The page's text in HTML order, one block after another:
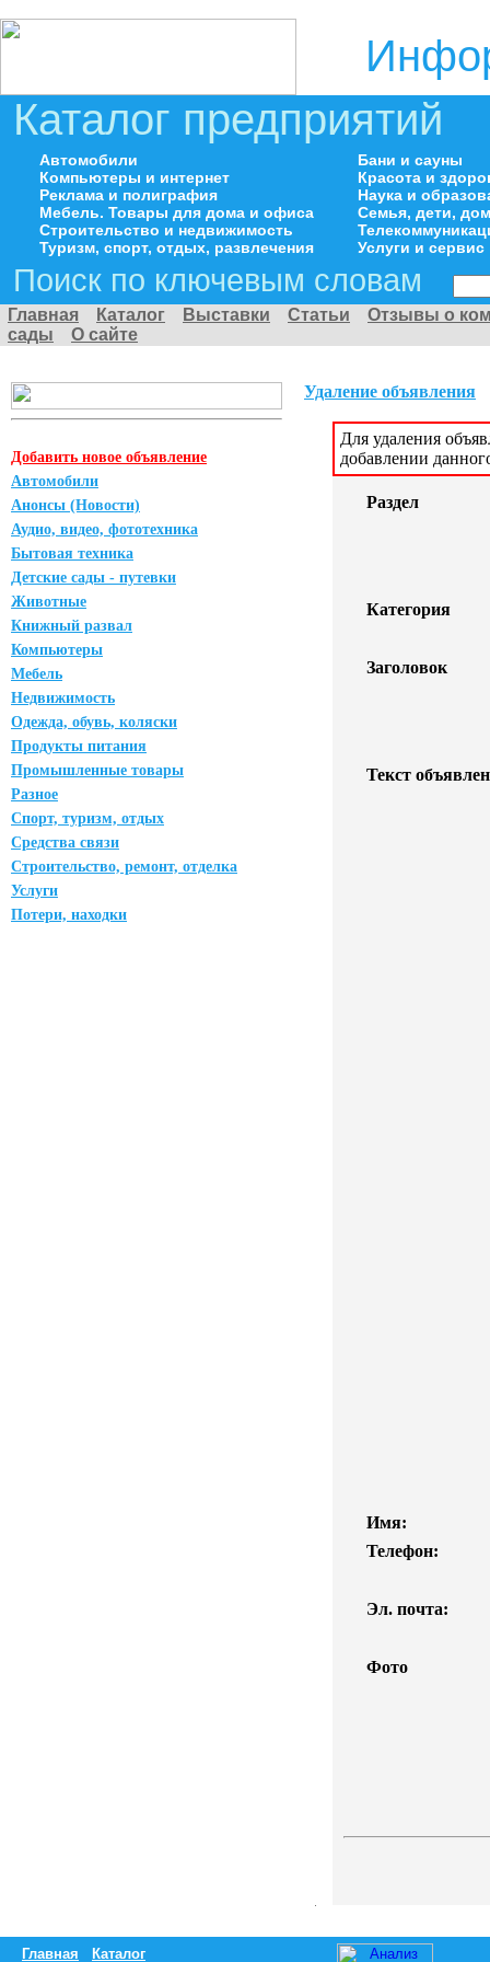
Каталог предприятий
Автомобили
Компьютеры и интернет
Реклама и полиграфия
Мебель. Товары для дома и офиса
Строительство и недвижимость
Туризм, спорт, отдых, развлечения
Бани и сауны
Красота и
Наука и
Семья, дети,
Услуги и сервис
Поиск по ключевым словам
Главная Каталог Выставки Статьи
Отзывы о
сады
О сайте
Добавить новое объявление
Автомобили
Анонсы (Новости)
Аудио, видео, фототехника
Бытовая техника
Детские сады - путевки
Животные
Книжный развал
Компьютеры
Мебель
Недвижимость
Одежда, обувь, коляски
Продукты питания
Промышленные товары
Разное
Спорт, туризм, отдых
Средства связи
Строительство, ремонт, отделка
Услуги
Потери, находки
Удаление объявления
Для удаления
добавлении
Раздел
Категория
Заголовок
Текст
Имя:
Телефон:
Эл. почта:
Фото
Главная
Каталог